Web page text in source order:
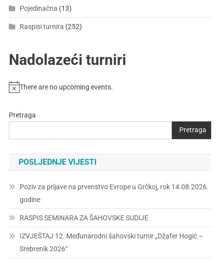
Pojedinačna (13)
Raspisi turnira (252)
Nadolazeći turniri
There are no upcoming events.
Pretraga
Pretraga
POSLJEDNJE VIJESTI
Poziv za prijave na prvenstvo Evrope u Grčkoj, rok 14.08.2026.
godine
RASPIS SEMINARA ZA ŠAHOVSKE SUDIJE
IZVJEŠTAJ 12. Međunarodni šahovski turnir „Džafer Hogić –
Srebrenik 2026“